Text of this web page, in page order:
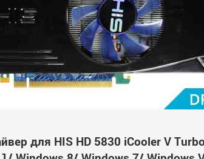
для HIS HD 5830 iCooler V